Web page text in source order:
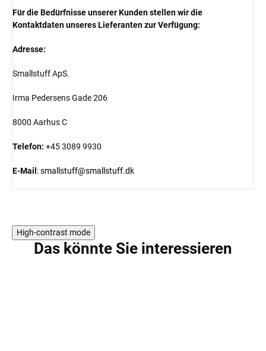
Für die Bedürfnisse unserer Kunden stellen wir die
Kontaktdaten unseres Lieferanten zur Verfügung:
Adresse:
Smallstuff ApS.
Irma Pedersens Gade 206
8000 Aarhus C
Telefon: +45 3089 9930
E-Mail :smallstuff@smallstuff.dk
High-contrast mode
Das könnte Sie interessieren